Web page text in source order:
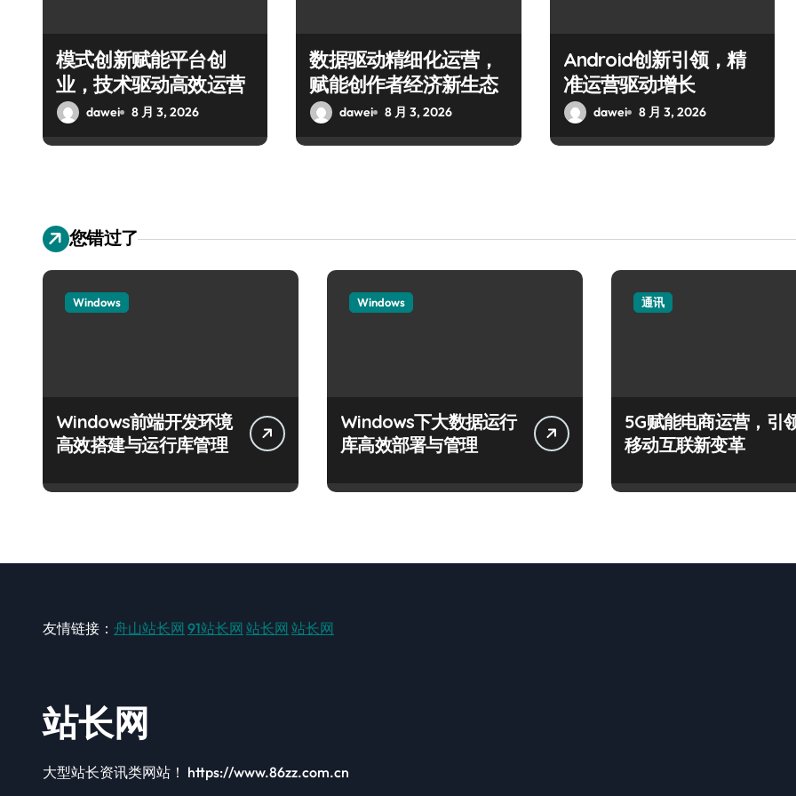
模式创新赋能平台创
业，技术驱动高效运营
dawei 8 月 3, 2026
数据驱动精细化运营，
赋能创作者经济新生态
dawei 8 月 3, 2026
Android创新引领，精
准运营驱动增长
dawei 8 月 3, 2026
您错过了
Windows
Windows前端开发环境
高效搭建与运行库管理
Windows
Windows下大数据运行
库高效部署与管理
通讯
5G赋能电商运营，引
移动互联新变革
友情链接： 舟山站长网 91站长网 站长网 站长网
站长网
大型站长资讯类网站！ https://www.86zz.com.cn